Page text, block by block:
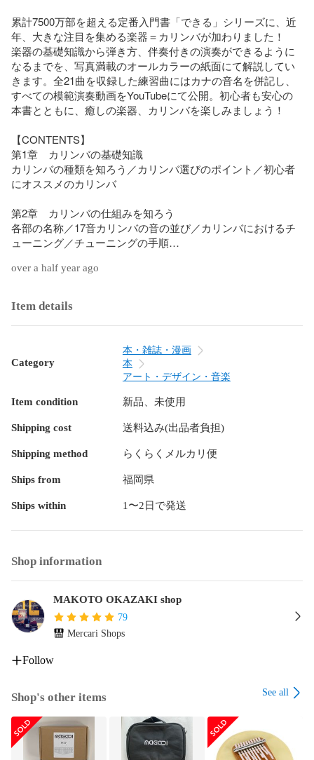
累計7500万部を超える定番入門書「できる」シリーズに、近
年、大きな注目を集める楽器＝カリンバが加わりました！
楽器の基礎知識から弾き方、伴奏付きの演奏ができるように
なるまでを、写真満載のオールカラーの紙面にて解説してい
きます。全21曲を収録した練習曲にはカナの音名を併記し、
すべての模範演奏動画をYouTubeにて公開。初心者も安心の
本書とともに、癒しの楽器、カリンバを楽しみましょう！
【CONTENTS】
第1章　カリンバの基礎知識
カリンバの種類を知ろう／カリンバ選びのポイント／初心者
にオススメのカリンバ
第2章　カリンバの仕組みを知ろう
各部の名称／17音カリンバの音の並び／カリンバにおけるチ
ューニング／チューニングの手順
第3章　音を出してみよう
なメロディを弾こう
第4章　楽譜の見方を覚えよう
小節と拍／音符と休符の種類
第5章　いろいろなメロディを演奏してみよう
ス／赤とんぼ／シャボン玉／アイアイ／ハッピー・バースデ
ー・トゥ・ユー／大きな古時計／ダニー・ボーイ／さんぽ
第6章　伴奏を入れて弾こう
和音とは？／2音を同時に弾く／スライドで3音鳴らす／スラ
イドで「きらきら星」を弾く／伴奏を入れて「海」を弾こう
に包まれたなら／涙そうそう／愛の花／Merry Christmas Mr.
Lawrence／海の見える街
付録
弾きたい曲をカリンバ用にアレンジするには／コード構成音
と鍵盤の関係／カリンバを自在に演奏するための練習フレー
ズ集
over a half year ago
Item details
Category
本・雑誌・漫画
本
アート・デザイン・音楽
Item condition 新品、未使用
Shipping cost 送料込み(出品者負担)
Shipping method らくらくメルカリ便
Ships from 福岡県
Ships within 1〜2日で発送
Shop information
MAKOTO OKAZAKI shop
79
Mercari Shops
Follow
Shop's other items See all